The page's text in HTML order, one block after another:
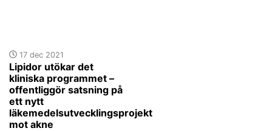
17 dec 2021
Lipidor utökar det
kliniska programmet –
offentliggör satsning på
ett nytt
läkemedelsutvecklingsprojekt
mot akne